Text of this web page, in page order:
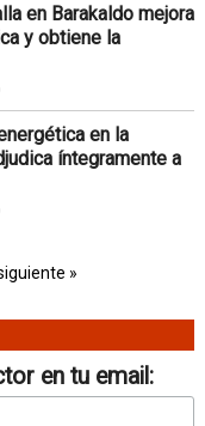
en Barakaldo mejora
y obtiene la
en la
íntegramente a
»
en tu email: